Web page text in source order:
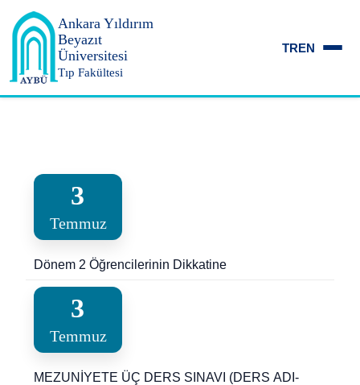
Ankara Yıldırım
Beyazıt
Üniversitesi
Tıp Fakültesi
TREN
3
Temmuz
Dönem 2 Öğrencilerinin Dikkatine
3
Temmuz
MEZUNİYETE ÜÇ DERS SINAVI (DERS ADI-